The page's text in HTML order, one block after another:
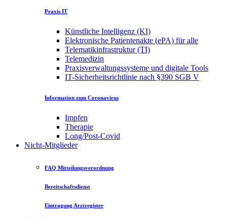
Praxis IT
Künstliche Intelligenz (KI)
Elektronische Patientenakte (ePA) für alle
Telematikinfrastruktur (TI)
Telemedizin
Praxisverwaltungssysteme und digitale Tools
IT-Sicherheitsrichtlinie nach §390 SGB V
Information zum Coronavirus
Impfen
Therapie
Long/Post-Covid
Nicht-Mitglieder
FAQ Mitteilungsverordnung
Bereitschaftsdienst
Eintragung Arztregister